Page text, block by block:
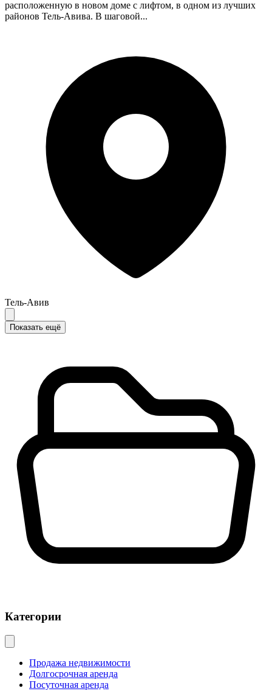
расположенную в новом доме с лифтом, в одном из лучших
районов Тель-Авива. В шаговой...
Тель-Авив
Показать ещё
Категории
Продажа недвижимости
Долгосрочная аренда
Посуточная аренда